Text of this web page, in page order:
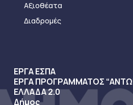
Αξιοθέατα
Διαδρομές
ΕΡΓΑ ΕΣΠΑ
ΕΡΓΑ ΠΡΟΓΡΑΜΜΑΤΟΣ
ΕΛΛΑΔΑ 2.0
Δήμος